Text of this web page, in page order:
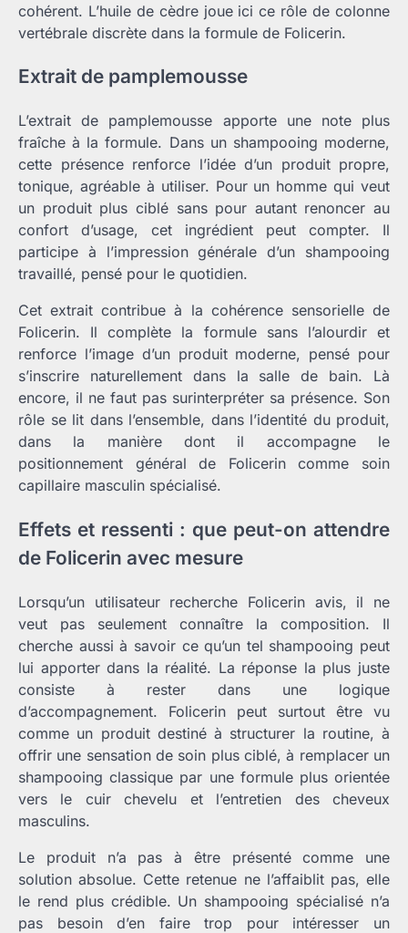
cohérent. L’huile de cèdre joue ici ce rôle de colonne
vertébrale discrète dans la formule de Folicerin.
Extrait de pamplemousse
L’extrait de pamplemousse apporte une note plus
fraîche à la formule. Dans un shampooing moderne,
cette présence renforce l’idée d’un produit propre,
tonique, agréable à utiliser. Pour un homme qui veut
un produit plus ciblé sans pour autant renoncer au
confort d’usage, cet ingrédient peut compter. Il
participe à l’impression générale d’un shampooing
travaillé, pensé pour le quotidien.
Cet extrait contribue à la cohérence sensorielle de
Folicerin. Il complète la formule sans l’alourdir et
renforce l’image d’un produit moderne, pensé pour
s’inscrire naturellement dans la salle de bain. Là
encore, il ne faut pas surinterpréter sa présence. Son
rôle se lit dans l’ensemble, dans l’identité du produit,
dans la manière dont il accompagne le
positionnement général de Folicerin comme soin
capillaire masculin spécialisé.
Effets et ressenti : que peut-on attendre
de Folicerin avec mesure
Lorsqu’un utilisateur recherche Folicerin avis, il ne
veut pas seulement connaître la composition. Il
cherche aussi à savoir ce qu’un tel shampooing peut
lui apporter dans la réalité. La réponse la plus juste
consiste à rester dans une logique
d’accompagnement. Folicerin peut surtout être vu
comme un produit destiné à structurer la routine, à
offrir une sensation de soin plus ciblé, à remplacer un
shampooing classique par une formule plus orientée
vers le cuir chevelu et l’entretien des cheveux
masculins.
Le produit n’a pas à être présenté comme une
solution absolue. Cette retenue ne l’affaiblit pas, elle
le rend plus crédible. Un shampooing spécialisé n’a
pas besoin d’en faire trop pour intéresser un